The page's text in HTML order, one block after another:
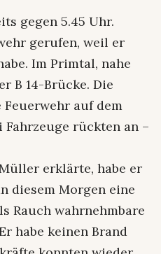
gegen 5.45 Uhr.
gerufen, weil er
Im Primtal, nahe
B 14-Brücke. Die
auf dem
rückten an –
erklärte, habe er
diesem Morgen eine
Rauch wahrnehmbare
habe keinen Brand